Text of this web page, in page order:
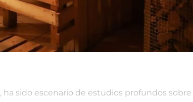
ha sido escenario de estudios profundos